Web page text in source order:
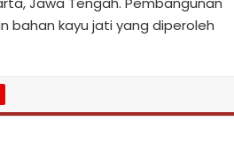
bahan kayu jati yang diperoleh